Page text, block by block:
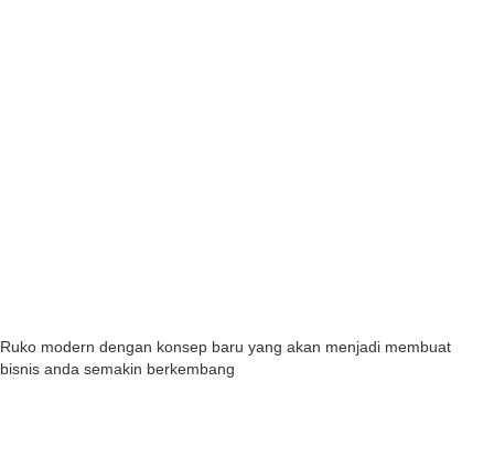
Ruko modern dengan konsep baru yang akan menjadi membuat
bisnis anda semakin berkembang